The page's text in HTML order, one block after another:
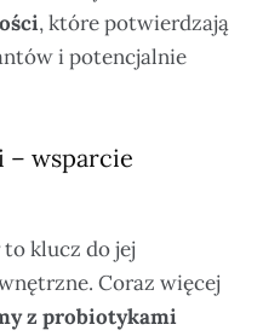
, które potwierdzają
i potencjalnie
– wsparcie
to klucz do jej
Coraz więcej
z probiotykami